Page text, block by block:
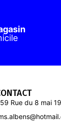
Rue du 8 mai